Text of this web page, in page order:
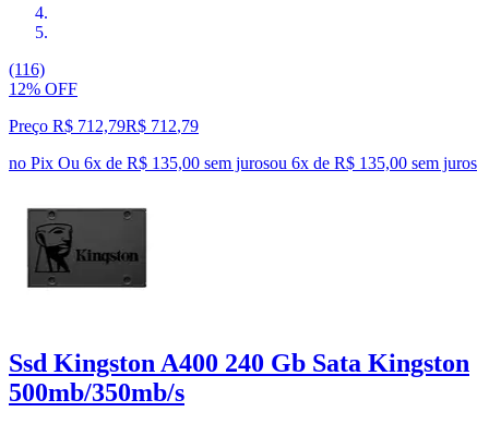
(116)
12% OFF
Preço R$ 712,79R$ 712,79
no Pix Ou 6x de R$ 135,00 sem jurosou 6x de R$ 135,00 sem juros
Ssd Kingston A400 240 Gb Sata Kingston
500mb/350mb/s